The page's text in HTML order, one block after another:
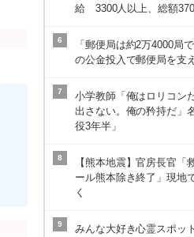
給 3300人以上、総額
6
「郵便局は約2万4000局
の公金投入で郵便局を支
7
小学教師「俺はロリコン
出さない。俺の矜持だ」
役3年半」
8
【熊本地震】官房長官「
ール熊本除き終了」現地
く
9
みんな大好き心霊スポッ